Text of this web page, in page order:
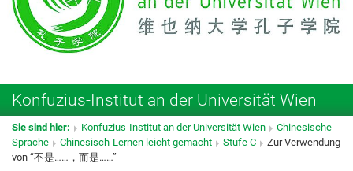
Konfuzius-Institut an der Universität Wien
Sie sind hier: Konfuzius-Institut an der Universität Wien
Chinesische
Sprache
Chinesisch-Lernen leicht gemacht Stufe C
Zur Verwendung
von “不是……，而是……”